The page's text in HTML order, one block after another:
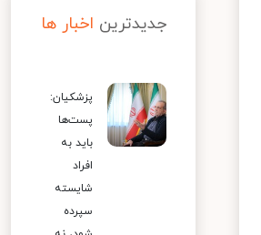
جدیدترین اخبار ها
پزشکیان:
پست‌ها
باید به
افراد
شایسته
سپرده